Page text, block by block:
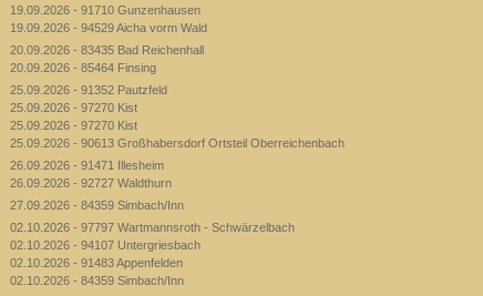
19.09.2026 - 91710 Gunzenhausen
19.09.2026 - 94529 Aicha vorm Wald
20.09.2026 - 83435 Bad Reichenhall
20.09.2026 - 85464 Finsing
25.09.2026 - 91352 Pautzfeld
25.09.2026 - 97270 Kist
25.09.2026 - 97270 Kist
25.09.2026 - 90613 Großhabersdorf Ortsteil Oberreichenbach
26.09.2026 - 91471 Illesheim
26.09.2026 - 92727 Waldthurn
27.09.2026 - 84359 Simbach/Inn
02.10.2026 - 97797 Wartmannsroth - Schwärzelbach
02.10.2026 - 94107 Untergriesbach
02.10.2026 - 91483 Appenfelden
02.10.2026 - 84359 Simbach/Inn